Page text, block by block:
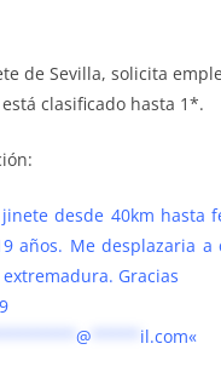
de Sevilla, solicita
clasificado hasta 1*.
desde 40km hasta
años. Me desplazaria a
Gracias
@ il.com«